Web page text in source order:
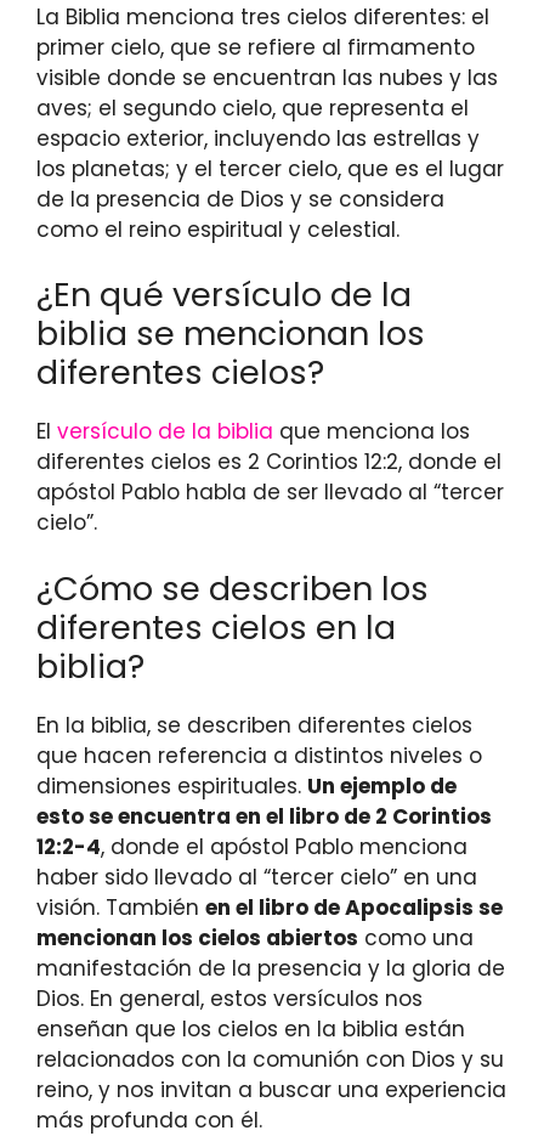
La Biblia menciona tres cielos diferentes: el
primer cielo, que se refiere al firmamento
visible donde se encuentran las nubes y las
aves; el segundo cielo, que representa el
espacio exterior, incluyendo las estrellas y
los planetas; y el tercer cielo, que es el lugar
de la presencia de Dios y se considera
como el reino espiritual y celestial.
¿En qué versículo de la
biblia se mencionan los
diferentes cielos?
El versículo de la biblia que menciona los
diferentes cielos es 2 Corintios 12:2, donde el
apóstol Pablo habla de ser llevado al “tercer
cielo”.
¿Cómo se describen los
diferentes cielos en la
biblia?
En la biblia, se describen diferentes cielos
que hacen referencia a distintos niveles o
dimensiones espirituales. Un ejemplo de
esto se encuentra en el libro de 2 Corintios
12:2-4, donde el apóstol Pablo menciona
haber sido llevado al “tercer cielo” en una
visión. También en el libro de Apocalipsis se
mencionan los cielos abiertos como una
manifestación de la presencia y la gloria de
Dios. En general, estos versículos nos
enseñan que los cielos en la biblia están
relacionados con la comunión con Dios y su
reino, y nos invitan a buscar una experiencia
más profunda con él.